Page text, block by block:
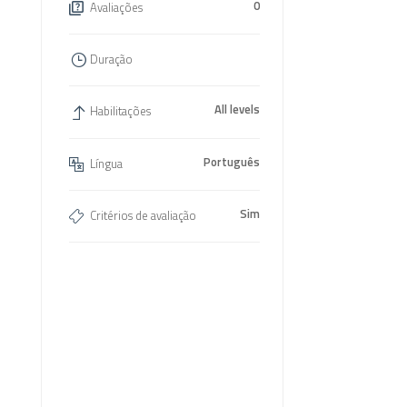
Avaliações 0
Duração
Habilitações All levels
Língua Português
Critérios de avaliação Sim